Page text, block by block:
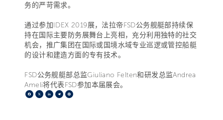
务的严苛需求。
通过参加IDEX 2019展，法拉帝FSD公务舰艇部持续保
持在国际主要防务展舞台上亮相，充分利用独特的社交
机会，推广集团在国际或国境水域专业巡逻或管控船艇
的设计和建造方面的专有技术。
FSD公务舰艇部总监Giuliano Felten和研发总监Andrea
Ameli将代表FSD参加本届展会。
Facebook
X LinkedIn
Telegram